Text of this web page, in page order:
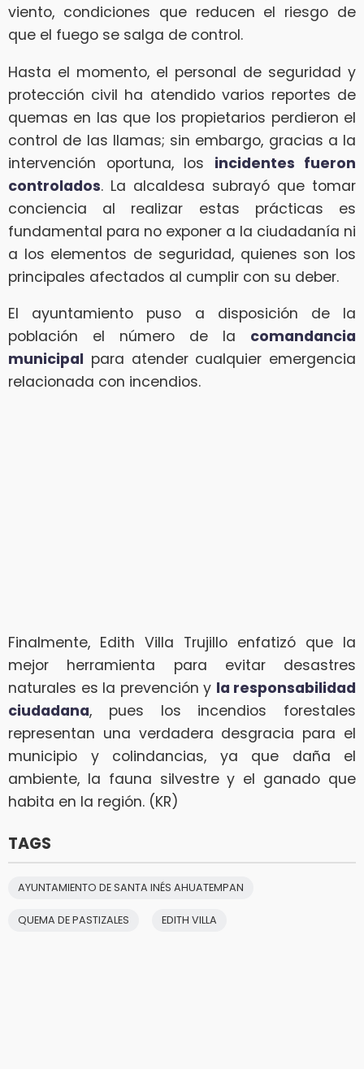
viento, condiciones que reducen el riesgo de
que el fuego se salga de control.
Hasta el momento, el personal de seguridad y
protección civil ha atendido varios reportes de
quemas en las que los propietarios perdieron el
control de las llamas; sin embargo, gracias a la
intervención oportuna, los incidentes fueron
controlados. La alcaldesa subrayó que tomar
conciencia al realizar estas prácticas es
fundamental para no exponer a la ciudadanía ni
a los elementos de seguridad, quienes son los
principales afectados al cumplir con su deber.
El ayuntamiento puso a disposición de la
población el número de la comandancia
municipal para atender cualquier emergencia
relacionada con incendios.
Finalmente, Edith Villa Trujillo enfatizó que la
mejor herramienta para evitar desastres
naturales es la prevención y la responsabilidad
ciudadana, pues los incendios forestales
representan una verdadera desgracia para el
municipio y colindancias, ya que daña el
ambiente, la fauna silvestre y el ganado que
habita en la región. (KR)
TAGS
AYUNTAMIENTO DE SANTA INÉS AHUATEMPAN
QUEMA DE PASTIZALES EDITH VILLA